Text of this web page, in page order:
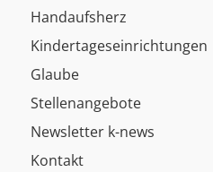
Handaufsherz
Kindertageseinrichtungen
Glaube
Stellenangebote
Newsletter k-news
Kontakt